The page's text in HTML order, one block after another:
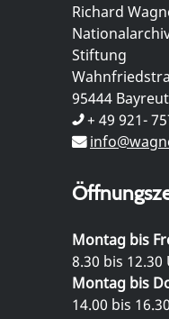
Richard
Stiftung
95444
+ 49 921-
Montag bis
8.30 bis 12.30
Montag bis
14.00 bis